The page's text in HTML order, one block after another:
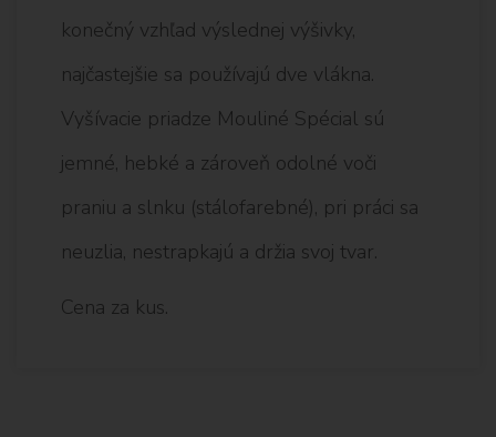
konečný vzhľad výslednej výšivky,
najčastejšie sa používajú dve vlákna.
Vyšívacie priadze Mouliné Spécial sú
jemné, hebké a zároveň odolné voči
praniu a slnku (stálofarebné), pri práci sa
neuzlia, nestrapkajú a držia svoj tvar.
Cena za kus.